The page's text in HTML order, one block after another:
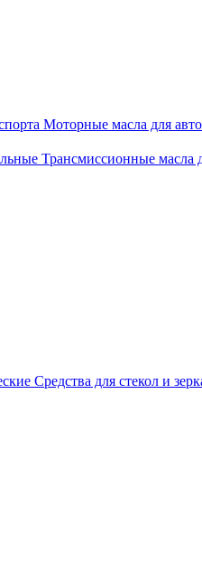
Моторные масла для
Трансмиссионные масла
Средства для стекол и